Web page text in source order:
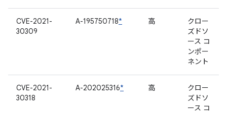
CVE-2021-
30309
A-195750718* 高
クロー
ズドソ
ース コ
ンポー
ネント
CVE-2021-
30318
A-202025316* 高
クロー
ズドソ
ース コ